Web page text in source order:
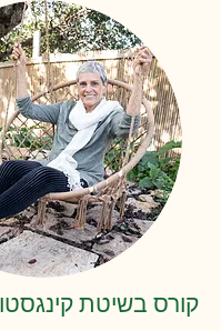
קורס בשיטת